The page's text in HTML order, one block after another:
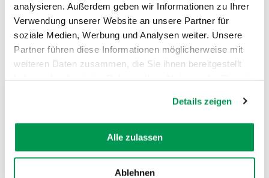
analysieren. Außerdem geben wir Informationen zu Ihrer
Verwendung unserer Website an unsere Partner für
soziale Medien, Werbung und Analysen weiter. Unsere
Partner führen diese Informationen möglicherweise mit
weiteren Daten zusammen, die Sie ihnen bereitgestellt
Details zeigen
Alle zulassen
Ablehnen
GERSTHOFEN ENTDECKEN
Tipps
VORHERIGE TREFFER LADEN
©